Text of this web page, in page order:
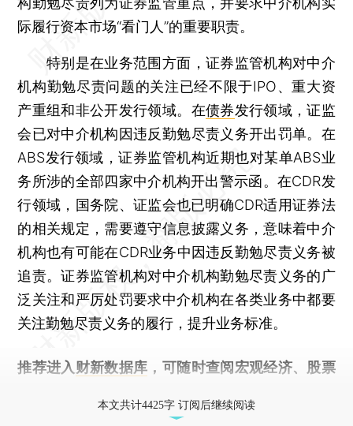
际履行资本市场“看门人”的重要职责。
特别是在业务范围方面，证券监管机构对中介
机构勤勉尽责问题的关注已经不限于IPO、重大资
产重组和非公开发行领域。在债券发行领域，证监
会已对中介机构因违反勤勉尽责义务开出罚单。在
ABS发行领域，证券监管机构近期也对某单ABS业
务所涉的全部四家中介机构开出警示函。在CDR发
行领域，国务院、证监会也已明确CDR适用证券法
的相关规定，需要遵守信息披露义务，意味着中介
机构也有可能在CDR业务中因违反勤勉尽责义务被
追责。证券监管机构对中介机构勤勉尽责义务的广
泛关注和严厉处罚要求中介机构在各类业务中都要
关注勤勉尽责义务的履行，提升业务标准。
推荐进入 财新数据库 ，可随时查阅宏观经济、股票
本文共计4425字 订阅后继续阅读